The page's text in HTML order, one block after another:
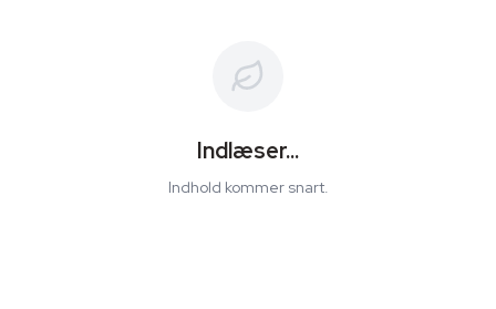
Indlæser...
Indhold kommer snart.